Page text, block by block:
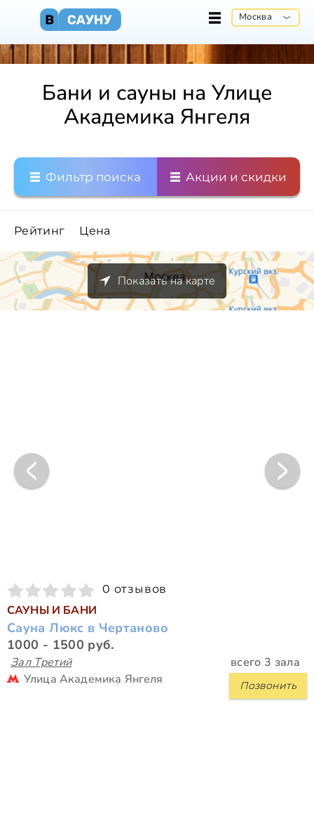
Москва
Бани и сауны на Улице
Академика Янгеля
Фильтр поиска Акции и скидки
Рейтинг Цена
Показать на карте
0 отзывов
САУНЫ И БАНИ
Сауна Люкс в Чертаново
1000 - 1500 руб.
Зал Третий всего 3 зала
Позвонить
Улица Академика Янгеля